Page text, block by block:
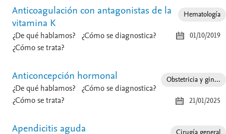
Hematología
01/10/2019
Anticoagulación con antagonistas de la
vitamina K
¿De qué hablamos? ¿Cómo se diagnostica?
¿Cómo se trata?
Obstetricia y gin...
21/01/2025
Anticoncepción hormonal
¿De qué hablamos? ¿Cómo se diagnostica?
¿Cómo se trata?
Apendicitis aguda